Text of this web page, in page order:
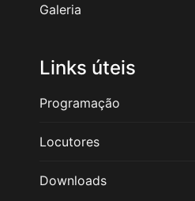
Galeria
Links úteis
Programação
Locutores
Downloads